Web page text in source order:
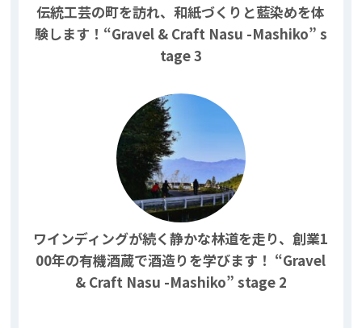
伝統工芸の町を訪れ、和紙づくりと藍染めを体
験します！“Gravel & Craft Nasu -Mashiko” s
tage 3
ワインディングが続く静かな林道を走り、創業1
00年の有機酒蔵で酒造りを学びます！ “Gravel
& Craft Nasu -Mashiko” stage 2